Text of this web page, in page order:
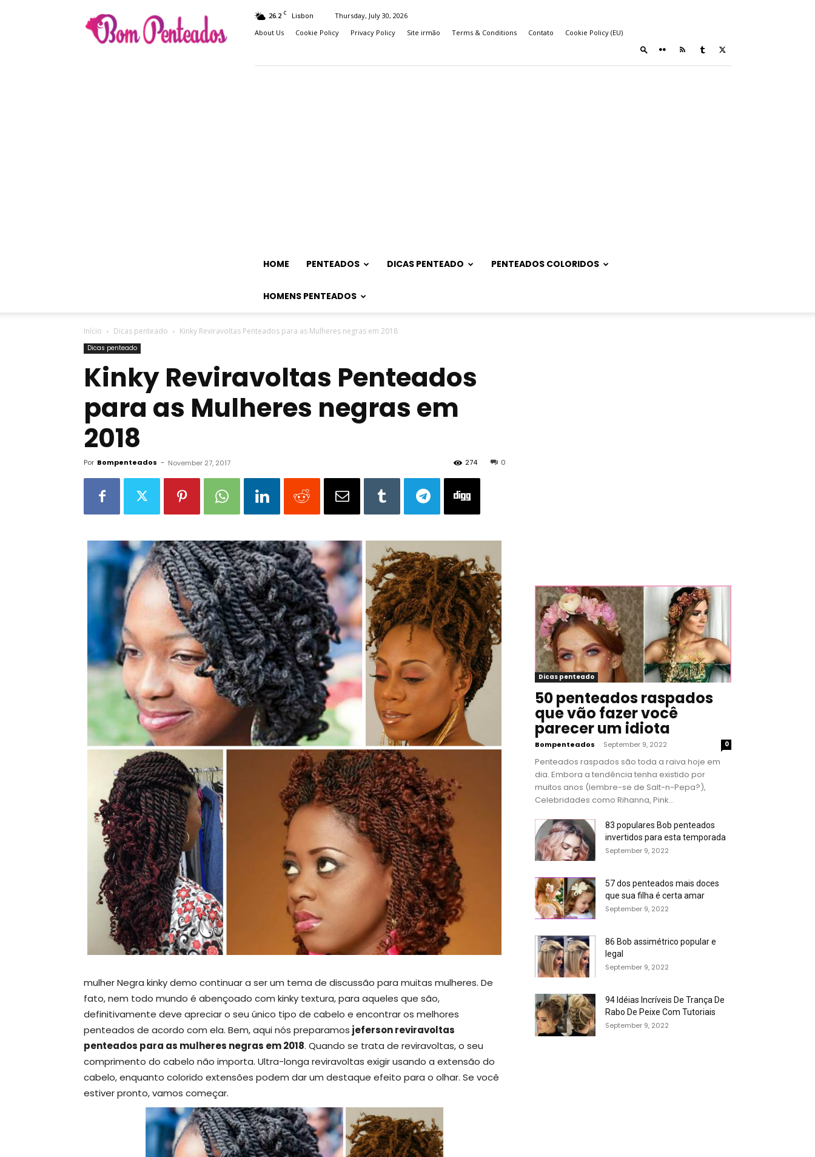
Penteados
26.2 C Lisbon
Thursday, July 30, 2026
About Us
Cookie Policy Privacy Policy Site irmão Terms & Conditions Contato Cookie Policy (EU)
HOME PENTEADOS DICAS PENTEADO PENTEADOS COLORIDOS
HOMENS PENTEADOS
Início Dicas penteado Kinky Reviravoltas Penteados para as Mulheres negras em 2018
Dicas penteado
Kinky Reviravoltas Penteados
para as Mulheres negras em
2018
Por Bompenteados - November 27, 2017 0
274
mulher Negra kinky demo continuar a ser um tema de discussão para muitas mulheres. De
fato, nem todo mundo é abençoado com kinky textura, para aqueles que são,
definitivamente deve apreciar o seu único tipo de cabelo e encontrar os melhores
penteados de acordo com ela. Bem, aqui nós preparamos jeferson reviravoltas
penteados para as mulheres negras em 2018. Quando se trata de reviravoltas, o seu
comprimento do cabelo não importa. Ultra-longa reviravoltas exigir usando a extensão do
cabelo, enquanto colorido extensões podem dar um destaque efeito para o olhar. Se você
estiver pronto, vamos começar.
Dicas penteado
50 penteados raspados
que vão fazer você
parecer um idiota
Bompenteados - September 9, 2022 0
Penteados raspados são toda a raiva hoje em
dia. Embora a tendência tenha existido por
muitos anos (lembre-se de Salt-n-Pepa?),
Celebridades como Rihanna, Pink...
83 populares Bob penteados
invertidos para esta temporada
September 9, 2022
57 dos penteados mais doces
que sua filha é certa amar
September 9, 2022
86 Bob assimétrico popular e
legal
September 9, 2022
94 Idéias Incríveis De Trança De
Rabo De Peixe Com Tutoriais
September 9, 2022